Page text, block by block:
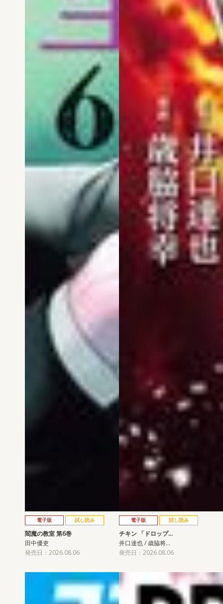
電子版 試し読み
閻魔の教室 第6巻
田中優吏
発売日：2026.08.06
電子版 試し読み
チキン 「ドロップ…
井口達也 / 歳脇将…
発売日：2026.08.06